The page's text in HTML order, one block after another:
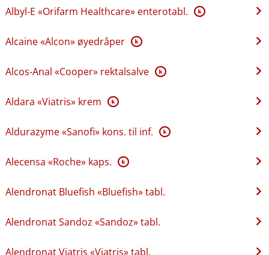
Albyl-E «Orifarm Healthcare» enterotabl. K
Alcaine «Alcon» øyedråper K
Alcos-Anal «Cooper» rektalsalve K
Aldara «Viatris» krem K
Aldurazyme «Sanofi» kons. til inf. K
Alecensa «Roche» kaps. K
Alendronat Bluefish «Bluefish» tabl.
Alendronat Sandoz «Sandoz» tabl.
Alendronat Viatris «Viatris» tabl.